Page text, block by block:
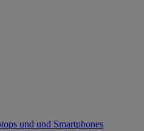
und und Smartphones